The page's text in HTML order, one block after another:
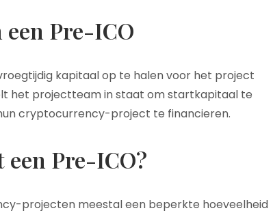
een Pre-ICO
kapitaal op te halen voor het project
het projectteam in staat om startkapitaal te
cryptocurrency-project te financieren.
een Pre-ICO?
projecten meestal een beperkte hoeveelheid